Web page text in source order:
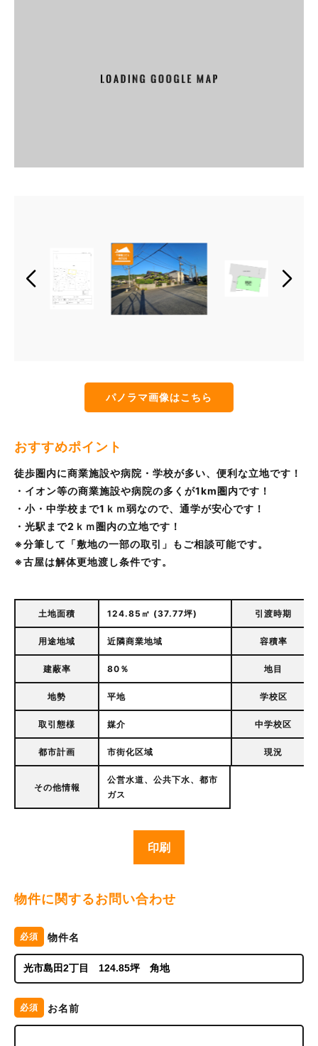
パノラマ画像はこちら
おすすめポイント
徒歩圏内に商業施設や病院・学校が多い、便利な立地です！
・イオン等の商業施設や病院の多くが1km圏内です！
・小・中学校まで1ｋｍ弱なので、通学が安心です！
・光駅まで2ｋｍ圏内の立地です！
※分筆して「敷地の一部の取引」もご相談可能です。
※古屋は解体更地渡し条件です。
土地面積 124.85㎡ (37.77坪) 引渡時期
用途地域 近隣商業地域 容積率
建蔽率 80％ 地目
地勢 平地 学校区
取引態様 媒介 中学校区
都市計画 市街化区域 現況
その他情報
公営水道、公共下水、都市
ガス
印刷
物件に関するお問い合わせ
必須 物件名
必須 お名前